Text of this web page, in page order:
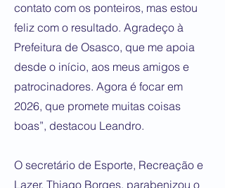
contato com os ponteiros, mas estou
feliz com o resultado. Agradeço à
Prefeitura de Osasco, que me apoia
desde o início, aos meus amigos e
patrocinadores. Agora é focar em
2026, que promete muitas coisas
boas”, destacou Leandro.
O secretário de Esporte, Recreação e
Lazer, Thiago Borges, parabenizou o